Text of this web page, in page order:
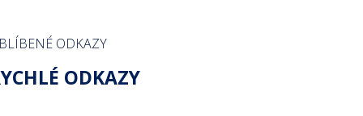
ODKAZY
ODKAZY